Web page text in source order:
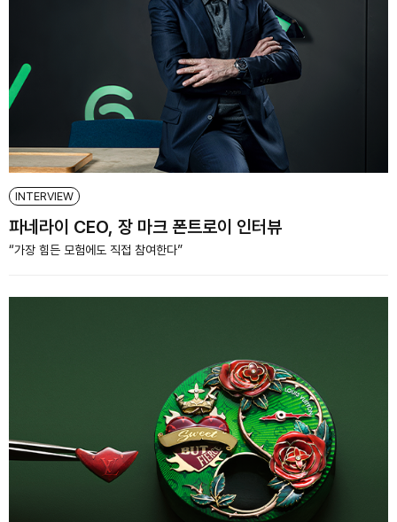
INTERVIEW
파네라이 CEO, 장 마크 폰트로이 인터뷰
“가장 힘든 모험에도 직접 참여한다”